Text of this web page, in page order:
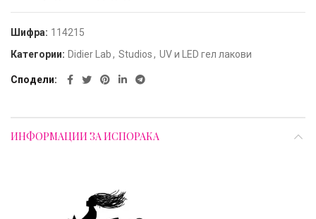
Шифра: 114215
Категории: Didier Lab, Studios, UV и LED гел лакови
Сподели
ИНФОРМАЦИИ ЗА ИСПОРАКА